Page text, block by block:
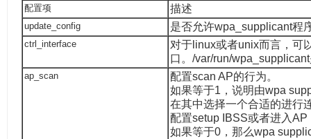
配置项 描述
update_config 是否允许wpa_supplicant程
ctrl_interface
对于linux或者unix而言，可
口。/var/run/
ap_scan
配置scan AP的行为。
如果等于1，说明由wpa
在其中选择一个合适的进行
配置setup IBSS或者进入AP
如果等于0，那么wpa